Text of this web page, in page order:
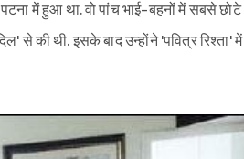
में हुआ था. वो पांच भाई-बहनों में सबसे छोटे
से की थी. इसके बाद उन्होंने 'पवित्र रिश्ता' में